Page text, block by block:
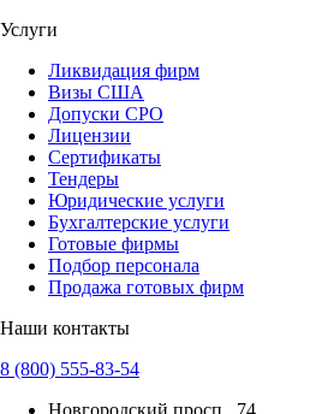
Услуги
Ликвидация фирм
Визы США
Допуски СРО
Лицензии
Сертификаты
Тендеры
Юридические услуги
Бухгалтерские услуги
Готовые фирмы
Подбор персонала
Продажа готовых фирм
Наши контакты
8 (800) 555-83-54
Новгородский просп., 74